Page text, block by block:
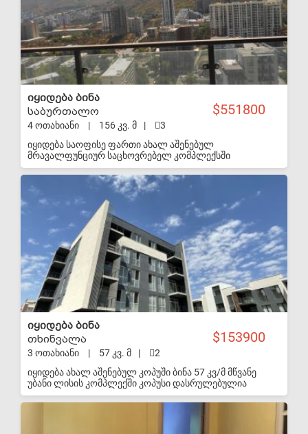
551800
იყიდება ბინა
საბურთალო
4 ოთახიანი | 156 კვ. მ |
3
იყიდება საოფისე ფართი ახალ აშენებულ
მრავალფუნციურ საცხოვრებელ კომპლექსში
"საბურთალო პალასი". კომპლექსის მშენებლობა
სრულად დასრულებულია და შესულია ექსპლუატაციაში.
კომპლექსს აქვს დახურული შიდა ეზო სკვერითა და
სტადიონით. ასევე ემსახურება სერვის ცენტრი
კონსერჟის, 24 საათიანი დაცვითა და დასუფთავების
სერვისებით. ტერიტორია სრულად აღჭურვილია ვიდეო
კამერებით. შენობის სიმაღლისა და მდებარეობიდან
გამომდინარე ფართიდან იშლება პანორამული ხედები
ქალაქზე. სართულიანობიდან გამომდინარე კომპლექსი
უზრუნველყოფილია გენერატორი, რომელიც ემსახურებ
ლოფტებს და სადარბაზო, გარე პერიმეტრის განათებას,
ელექტროენერგიის შეწყვეტის შემთხვევაში. შენობა
ნაგებობა აღჭურვილია თანამედროვე სტანდარტის
მიწისქვეშა და მიწისზედა პარკირებით. ფასი მოცემულია
დღგს გარეშე.
S-VIP
153900
იყიდება ბინა
თხინვალა
3 ოთახიანი | 57 კვ. მ |
2
იყიდება ახალ აშენებულ კოპუში ბინა 57 კვ/მ მწვანე
უბანი ლისის კომპლექში კოპუსი დასრულებულია
შესაძლებელია რემონტის დაწყება. ვარ მეპატრონე
S-VIP